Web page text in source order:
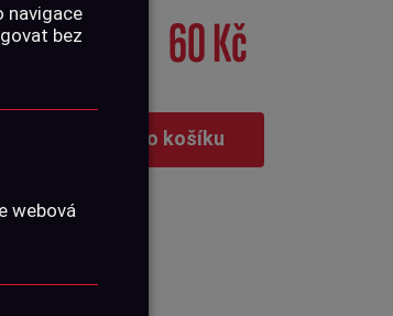
navigace
bez
webová
60 Kč
Vložit do košíku